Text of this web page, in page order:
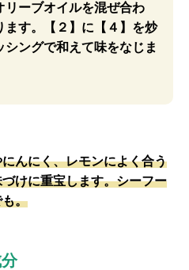
リーブオイルを混ぜ合わ
ます。【２】に【４】を炒
ングで和えて味をなじま
んにく、レモンによく合う
けに重宝します。シーフー
。